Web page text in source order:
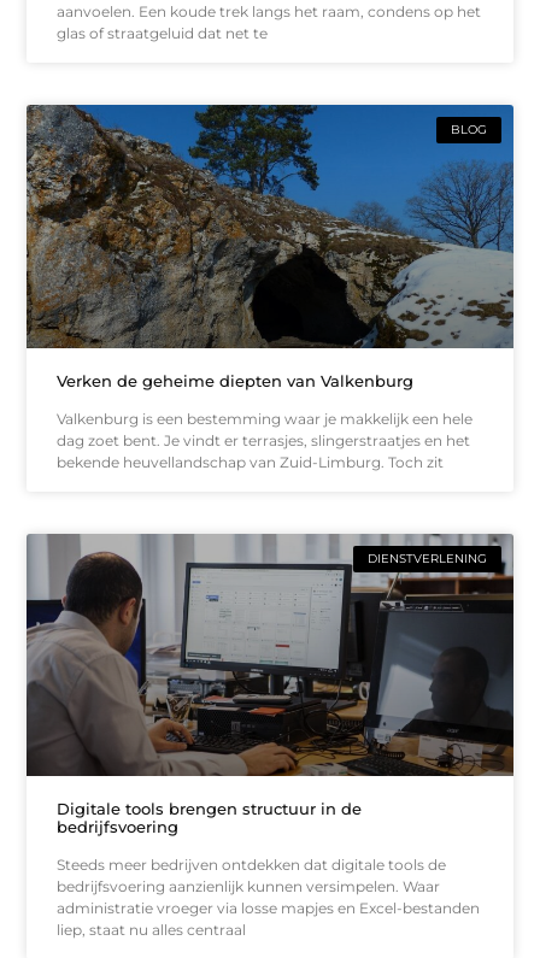
aanvoelen. Een koude trek langs het raam, condens op het
glas of straatgeluid dat net te
BLOG
Verken de geheime diepten van Valkenburg
Valkenburg is een bestemming waar je makkelijk een hele
dag zoet bent. Je vindt er terrasjes, slingerstraatjes en het
bekende heuvellandschap van Zuid-Limburg. Toch zit
DIENSTVERLENING
Digitale tools brengen structuur in de
bedrijfsvoering
Steeds meer bedrijven ontdekken dat digitale tools de
bedrijfsvoering aanzienlijk kunnen versimpelen. Waar
administratie vroeger via losse mapjes en Excel-bestanden
liep, staat nu alles centraal